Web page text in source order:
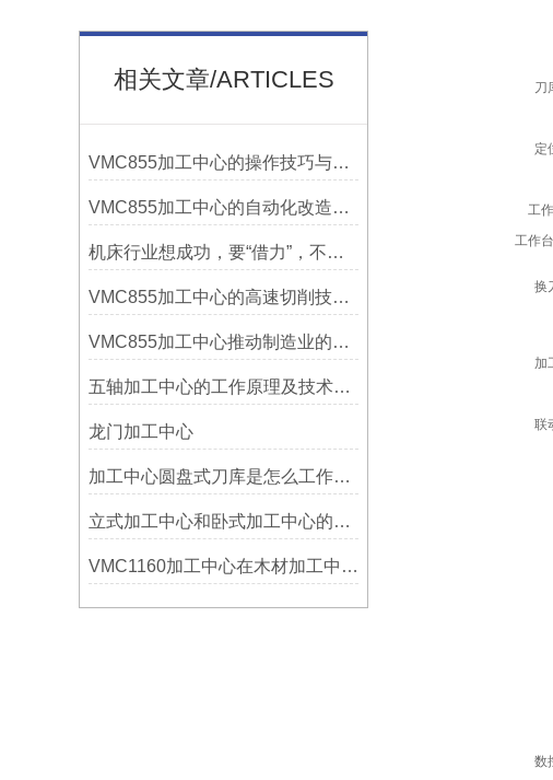
相关文章/ARTICLES
VMC855加工中心的操作技巧与维护指南
VMC855加工中心的自动化改造与智能化应用说明
机床行业想成功，要“借力”，不要“尽力”！
VMC855加工中心的高速切削技术介绍
VMC855加工中心推动制造业的发展
五轴加工中心的工作原理及技术优势
龙门加工中心
加工中心圆盘式刀库是怎么工作的？
立式加工中心和卧式加工中心的区别
VMC1160加工中心在木材加工中的应用
刀
定
工
工作
换
加
联
数